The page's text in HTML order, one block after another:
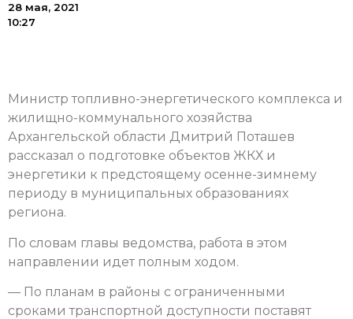
28 мая, 2021
10:27
Министр топливно-энергетического комплекса и
жилищно-коммунального хозяйства
Архангельской области Дмитрий Поташев
рассказал о подготовке объектов ЖКХ и
энергетики к предстоящему осенне-зимнему
периоду в муниципальных образованиях
региона.
По словам главы ведомства, работа в этом
направлении идет полным ходом.
— По планам в районы с ограниченными
сроками транспортной доступности поставят